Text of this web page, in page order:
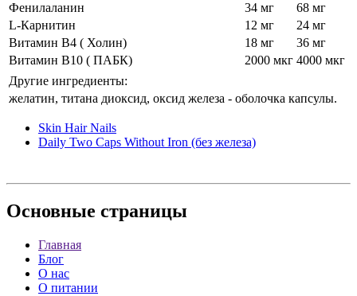
Фенилаланин
34 мг
68 мг
L-Карнитин
12 мг
24 мг
Витамин В4 ( Холин)
18 мг
36 мг
Витамин В10 ( ПАБК)
2000 мкг 4000 мкг
Другие ингредиенты:
желатин, титана диоксид, оксид железа - оболочка капсулы.
Skin Hair Nails
Daily Two Caps Without Iron (без железа)
Основные страницы
Главная
Блог
О нас
О питании